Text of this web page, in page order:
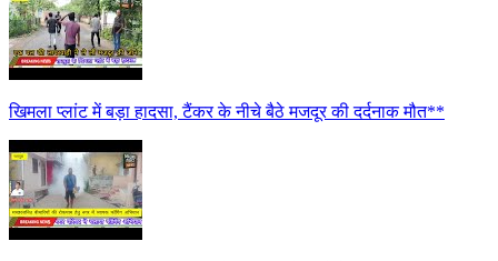
खिमला प्लांट में बड़ा हादसा, टैंकर के नीचे बैठे मजदूर की दर्दनाक मौत**